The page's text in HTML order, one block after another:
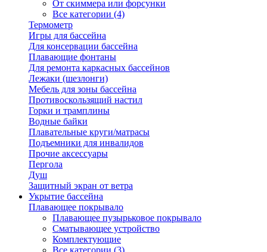
От скиммера или форсунки
Все категории (4)
Термометр
Игры для бассейна
Для консервации бассейна
Плавающие фонтаны
Для ремонта каркасных бассейнов
Лежаки (шезлонги)
Мебель для зоны бассейна
Противоскользящий настил
Горки и трамплины
Водные байки
Плавательные круги/матрасы
Подъемники для инвалидов
Прочие аксессуары
Пергола
Душ
Защитный экран от ветра
Укрытие бассейна
Плавающее покрывало
Плавающее пузырьковое покрывало
Сматывающее устройство
Комплектующие
Все категории (3)